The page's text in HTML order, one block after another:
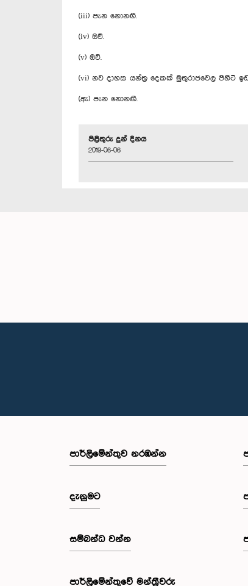
(iii) පැන නොනඟී.
(iv) ඔව්.
(v) ඔව්.
(vi) නව දාහක යන්ත්‍ර දෙකක් මුතුරාජවෙල පිහිටි
(ඇ) පැන නොනඟී.
පිළිතුරු දුන් දිනය
2019-06-06
පාර්ලි‌මේන්තුව නරඹන්න
දැනුමට
සම්බන්ධ වන්න
පාර්ලි‌මේන්තුවේ මන්ත්‍රීවරු